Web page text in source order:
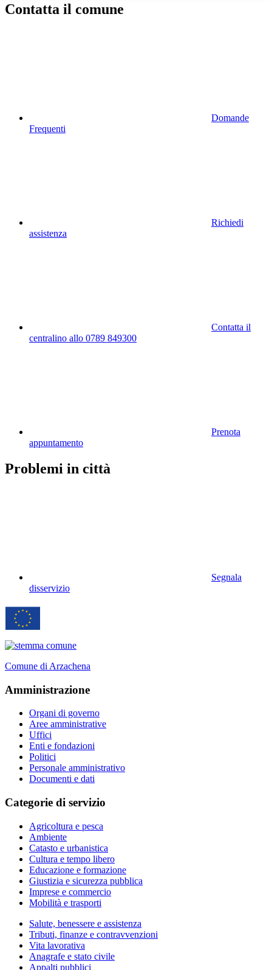
Contatta il comune
Domande
Frequenti
Richiedi
assistenza
Contatta il
centralino allo 0789 849300
Prenota
appuntamento
Problemi in città
Segnala
disservizio
Comune di Arzachena
Amministrazione
Organi di governo
Aree amministrative
Uffici
Enti e fondazioni
Politici
Personale amministrativo
Documenti e dati
Categorie di servizio
Agricoltura e pesca
Ambiente
Catasto e urbanistica
Cultura e tempo libero
Educazione e formazione
Giustizia e sicurezza pubblica
Imprese e commercio
Mobilità e trasporti
Salute, benessere e assistenza
Tributi, finanze e contravvenzioni
Vita lavorativa
Anagrafe e stato civile
Appalti pubblici